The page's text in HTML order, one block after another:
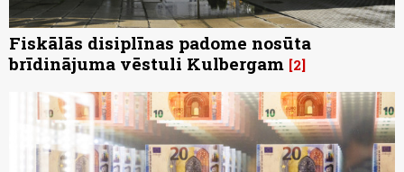
Fiskālās disiplīnas padome nosūta
brīdinājuma vēstuli Kulbergam 2